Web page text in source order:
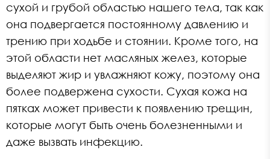
сухой и грубой областью нашего тела, так как
она подвергается постоянному давлению и
трению при ходьбе и стоянии. Кроме того, на
этой области нет масляных желез, которые
выделяют жир и увлажняют кожу, поэтому она
более подвержена сухости. Сухая кожа на
пятках может привести к появлению трещин,
которые могут быть очень болезненными и
даже вызвать инфекцию.